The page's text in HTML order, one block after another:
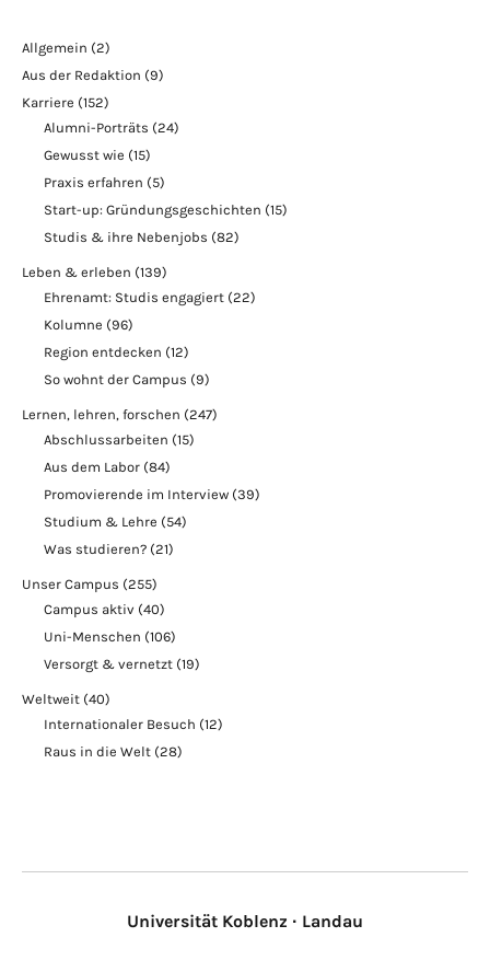
Allgemein (2)
Aus der Redaktion (9)
Karriere (152)
Alumni-Porträts (24)
Gewusst wie (15)
Praxis erfahren (5)
Start-up: Gründungsgeschichten (15)
Studis & ihre Nebenjobs (82)
Leben & erleben (139)
Ehrenamt: Studis engagiert (22)
Kolumne (96)
Region entdecken (12)
So wohnt der Campus (9)
Lernen, lehren, forschen (247)
Abschlussarbeiten (15)
Aus dem Labor (84)
Promovierende im Interview (39)
Studium & Lehre (54)
Was studieren? (21)
Unser Campus (255)
Campus aktiv (40)
Uni-Menschen (106)
Versorgt & vernetzt (19)
Weltweit (40)
Internationaler Besuch (12)
Raus in die Welt (28)
Universität Koblenz · Landau